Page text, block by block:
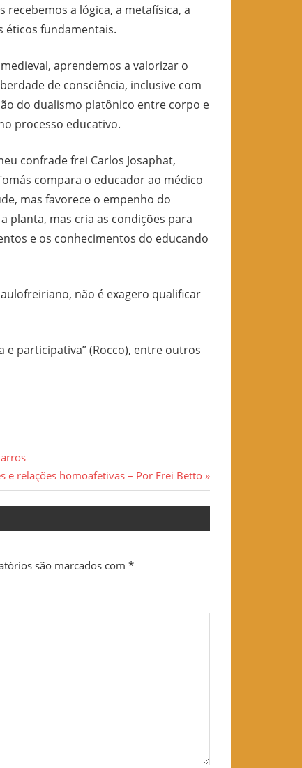
a lógica, a metafísica, a
éticos fundamentais.
aprendemos a valorizar o
de consciência, inclusive com
do dualismo platônico entre corpo e
processo educativo.
confrade frei Carlos Josaphat,
compara o educador ao médico
mas favorece o empenho do
planta, mas cria as condições para
e os conhecimentos do educando
não é exagero qualificar
e participativa” (Rocco), entre outros
e relações homoafetivas – Por Frei Betto
são marcados com*